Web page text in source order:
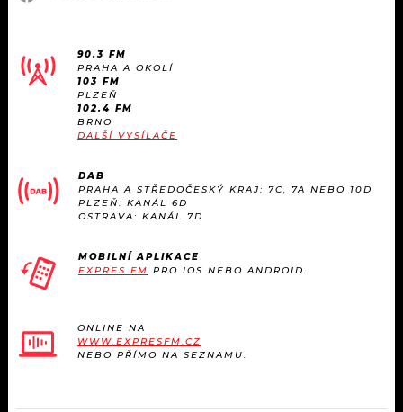
90.3 FM
PRAHA A OKOLÍ
103 FM
PLZEŇ
102.4 FM
BRNO
DALŠÍ VYSÍLAČE
DAB
PRAHA A STŘEDOČESKÝ KRAJ: 7C, 7A NEBO 10D
PLZEŇ: KANÁL 6D
OSTRAVA: KANÁL 7D
MOBILNÍ APLIKACE
EXPRES FM PRO IOS NEBO ANDROID.
ONLINE NA
WWW.EXPRESFM.CZ
NEBO PŘÍMO NA SEZNAMU.